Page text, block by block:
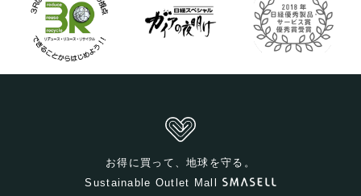
お得に買って、地球を守る。
Sustainable Outlet Mall